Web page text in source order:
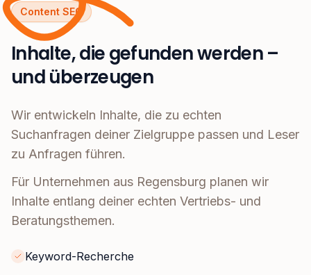
Content SEO
Inhalte, die gefunden werden –
und überzeugen
Wir entwickeln Inhalte, die zu echten
Suchanfragen deiner Zielgruppe passen und Leser
zu Anfragen führen.
Für Unternehmen aus Regensburg planen wir
Inhalte entlang deiner echten Vertriebs- und
Beratungsthemen.
Keyword-Recherche